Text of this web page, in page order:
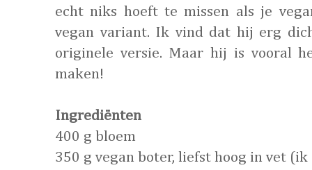
echt niks hoeft te missen als je
vegan variant. Ik vind dat hij erg
originele versie. Maar hij is vooral
maken!
Ingrediënten
400 g bloem
350 g vegan boter, liefst hoog in vet